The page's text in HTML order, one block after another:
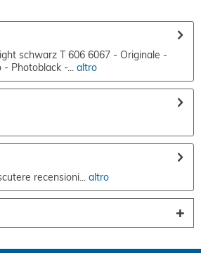
schwarz T 606 6067 - Originale -
Photoblack -... altro
recensioni... altro